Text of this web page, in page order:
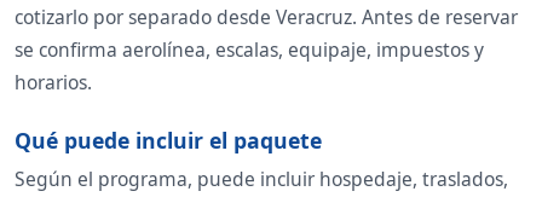
cotizarlo por separado desde Veracruz. Antes de reservar
se confirma aerolínea, escalas, equipaje, impuestos y
horarios.
Qué puede incluir el paquete
Según el programa, puede incluir hospedaje, traslados,